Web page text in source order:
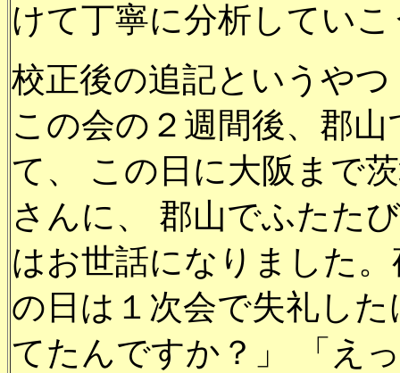
けて丁寧に分析していこ
校正後の追記というやつ
この会の２週間後、郡
て、 この日に大阪まで
さんに、 郡山でふたた
はお世話になりました
の日は１次会で失礼し
てたんですか？」 「え